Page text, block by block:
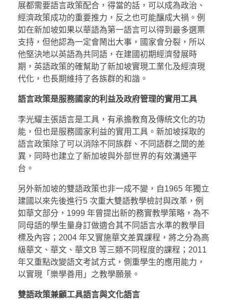
展都需要語言政策配合，得當的話，可以成為政治、
經濟政策成功的重要推力，反之也可能釀成大禍。例
如在新加坡如果以華語為第一語言可以得到最多選票
支持，但他認為一定會鬧出大事，國家會分裂，所以
他堅決地以英語為共同語，在建國初期經濟發展時
期，英語政策的確幫助了新加坡實現工業化及經濟現
代化，也長期維持了各族群的和諧。
語言政策是服務國家的利益及政府管理的實用工具
李光耀主張語言是工具，有承擔教育及傳統文化的功
能，但也是服務國家利益的實用工具。新加坡採取的
語言政策除了可以消除不同族群、不同語群之間的差
異，同時也建立了新加坡與外部世界的有效溝通平
台。
另外新加坡的雙語政策也非一成不變，自1965 年獨立
建國以來先後進行5 次重大雙語教學檢討與改革，例
如華文部分，1999 年曾提出新的務實教學策略，為不
同母語的學生量身訂做適合其不同語言水準的教學目
標及內容；2004 年又實施華文差異課程，將之分為高
級華文、華文、華文B 等三類不同程度的課程；2011
年又重點改變語文考試方式，側重學生的應用能力，
以實現「樂學善用」之教學願景。
雙語政策兼顧工具語言與文化語言